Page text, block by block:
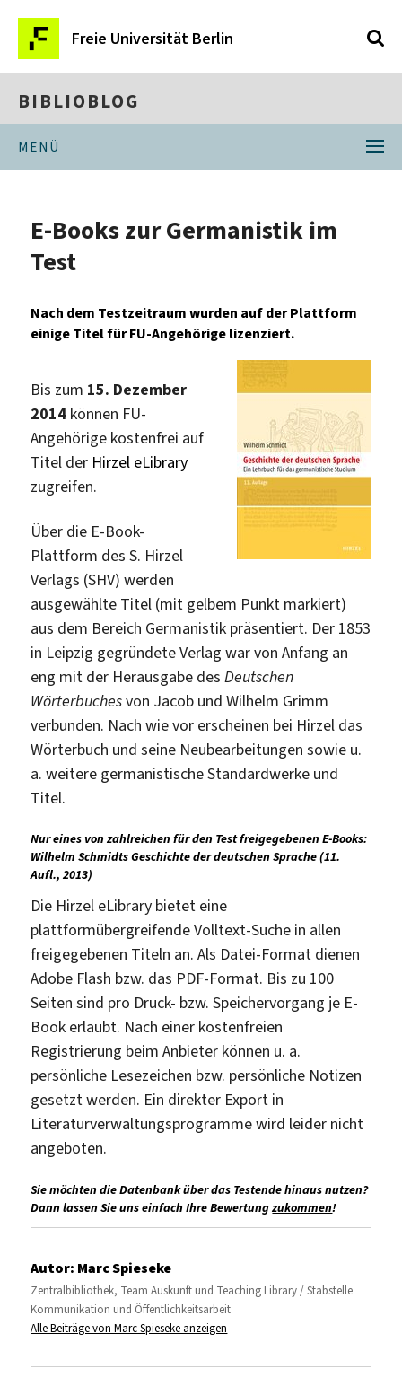
Freie Universität Berlin
BIBLIOBLOG
MENÜ
E-Books zur Germanistik im
Test
Nach dem Testzeitraum wurden auf der Plattform
einige Titel für FU-Angehörige lizenziert.
Bis zum 15. Dezember
2014 können FU-
Angehörige kostenfrei auf
Titel der Hirzel eLibrary
zugreifen.
Über die E-Book-
Plattform des S. Hirzel
Verlags (SHV) werden
ausgewählte Titel (mit gelbem Punkt markiert)
aus dem Bereich Germanistik präsentiert. Der 1853
in Leipzig gegründete Verlag war von Anfang an
eng mit der Herausgabe desDeutschen
Wörterbuchesvon Jacob und Wilhelm Grimm
verbunden. Nach wie vor erscheinen bei Hirzel das
Wörterbuch und seine Neubearbeitungen sowie u.
a. weitere germanistische Standardwerke und
Titel.
Nur eines von zahlreichen für den Test freigegebenen E-Books:
Wilhelm SchmidtsGeschichte der deutschen Sprache(11.
Aufl., 2013)
Die Hirzel eLibrary bietet eine
plattformübergreifende Volltext-Suche in allen
freigegebenen Titeln an. Als Datei-Format dienen
Adobe Flash bzw. das PDF-Format. Bis zu 100
Seiten sind pro Druck- bzw. Speichervorgang je E-
Book erlaubt. Nach einer kostenfreien
Registrierung beim Anbieter können u. a.
persönliche Lesezeichen bzw. persönliche Notizen
gesetzt werden. Ein direkter Export in
Literaturverwaltungsprogramme wird leider nicht
angeboten.
Sie möchten die Datenbank über das Testende hinaus nutzen?
Dann lassen Sie uns einfach Ihre Bewertungzukommen!
Autor: Marc Spieseke
Zentralbibliothek, Team Auskunft und Teaching Library / Stabstelle
Kommunikation und Öffentlichkeitsarbeit
Alle Beiträge von Marc Spieseke anzeigen